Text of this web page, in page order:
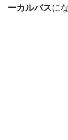
ーカルバスに